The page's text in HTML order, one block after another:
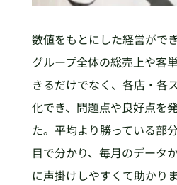
数値をもとにした経営がで
グループ全体の総売上や客
きるだけでなく、各店・各
化でき、問題点や良好点を
た。平均より勝っている部
目で分かり、毎月のデータ
に声掛けしやすくて助かり